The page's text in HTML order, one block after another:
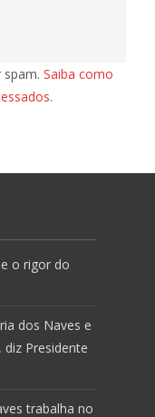
spam. Saiba como
.
o rigor do
dos Naves e
Presidente
trabalha no